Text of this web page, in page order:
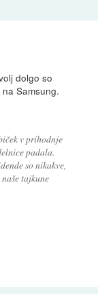
dolgo so
Samsung.
v prihodnje
padala.
so nikakve,
tajkune